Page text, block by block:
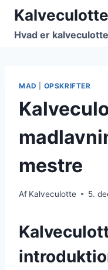
Fortsæt
indhold
Hvad er
MAD OPSKRIFTER
mestre
Af Kalveculotte 5.